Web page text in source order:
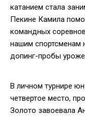
катанием стала
Пекине Камила
командных
нашим спортсменам
допинг-пробы
В личном турнире
четвертое место,
Золото завоевала